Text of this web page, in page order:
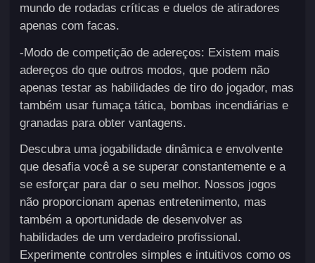
mundo de rodadas críticas e duelos de atiradores
apenas com facas.
-Modo de competição de adereços: Existem mais
adereços do que outros modos, que podem não
apenas testar as habilidades de tiro do jogador, mas
também usar fumaça tática, bombas incendiárias e
granadas para obter vantagens.
Descubra uma jogabilidade dinâmica e envolvente
que desafia você a se superar constantemente e a
se esforçar para dar o seu melhor. Nossos jogos
não proporcionam apenas entretenimento, mas
também a oportunidade de desenvolver as
habilidades de um verdadeiro profissional.
Experimente controles simples e intuitivos como os